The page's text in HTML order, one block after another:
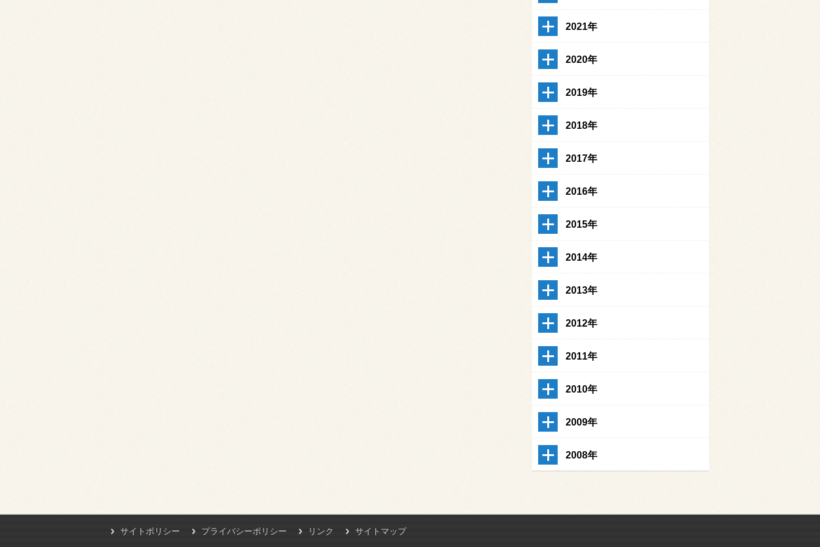
2021年
2020年
2019年
2018年
2017年
2016年
2015年
2014年
2013年
2012年
2011年
2010年
2009年
2008年
サイトポリシー プライバシーポリシー リンク サイトマップ